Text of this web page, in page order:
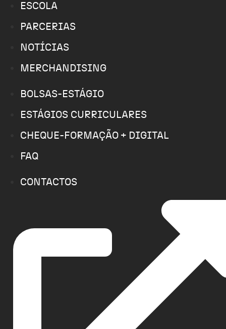
ESCOLA
PARCERIAS
NOTÍCIAS
MERCHANDISING
BOLSAS-ESTÁGIO
ESTÁGIOS CURRICULARES
CHEQUE-FORMAÇÃO + DIGITAL
FAQ
CONTACTOS